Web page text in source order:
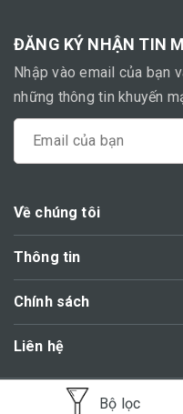
ĐĂNG KÝ NHẬN TIN
Nhập vào email của bạn
những thông tin khuyến
Về chúng tôi
Thông tin
Chính sách
Liên hệ
Bộ lọc